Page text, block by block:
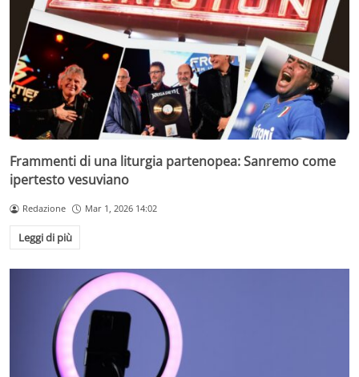
Frammenti di una liturgia partenopea: Sanremo come
ipertesto vesuviano
Redazione Mar 1, 2026 14:02
Leggi di più